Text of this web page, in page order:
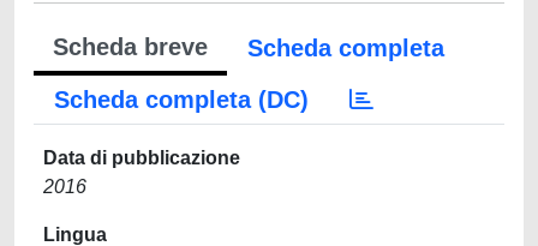
Scheda breve
Scheda completa
Scheda completa (DC)
Data di pubblicazione
2016
Lingua